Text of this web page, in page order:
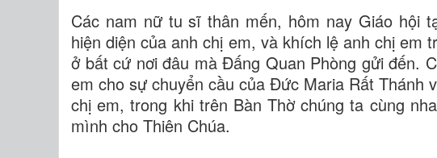
Các nam nữ tu sĩ thân mến, hôm nay Giáo hội
hiện diện của anh chị em, và khích lệ anh chị em
ở bất cứ nơi đâu mà Đấng Quan Phòng gửi đến.
em cho sự chuyển cầu của Đức Maria Rất Thánh
chị em, trong khi trên Bàn Thờ chúng ta cùng
mình cho Thiên Chúa.